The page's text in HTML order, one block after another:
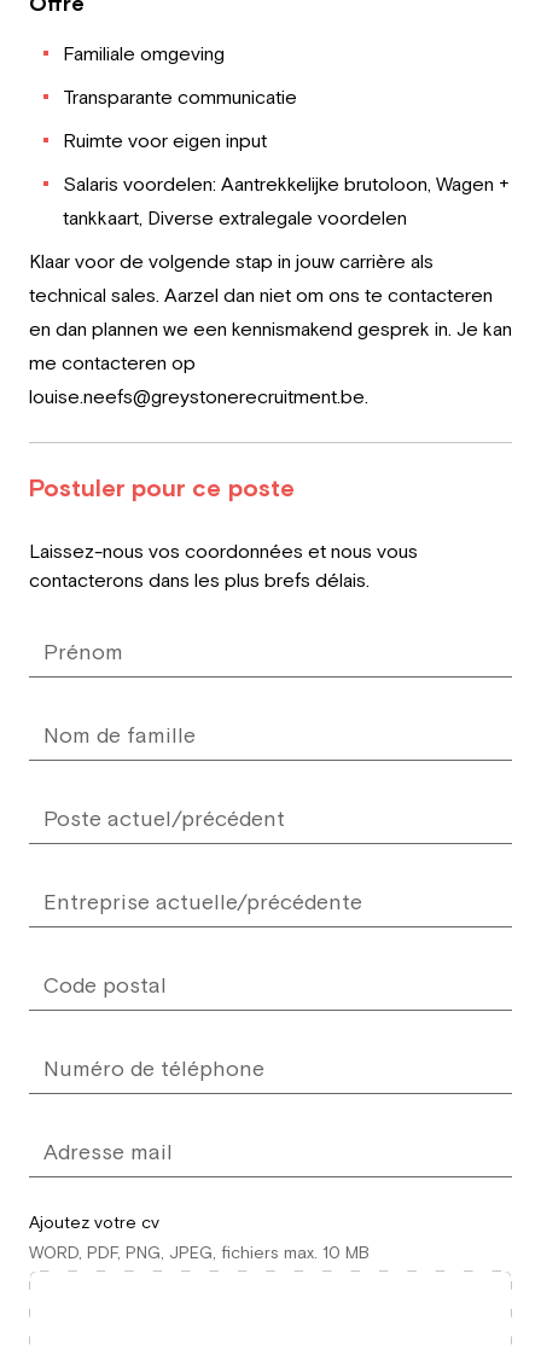
Familiale omgeving
Transparante communicatie
Ruimte voor eigen input
Salaris voordelen: Aantrekkelijke brutoloon, Wagen +
tankkaart, Diverse extralegale voordelen
Klaar voor de volgende stap in jouw carrière als
technical sales. Aarzel dan niet om ons te contacteren
en dan plannen we een kennismakend gesprek in. Je kan
me contacteren op
louise.neefs@greystonerecruitment.be.
Postuler pour ce poste
Laissez-nous vos coordonnées et nous vous
contacterons dans les plus brefs délais.
Ajoutez votre cv
WORD, PDF, PNG, JPEG, fichiers max. 10 MB